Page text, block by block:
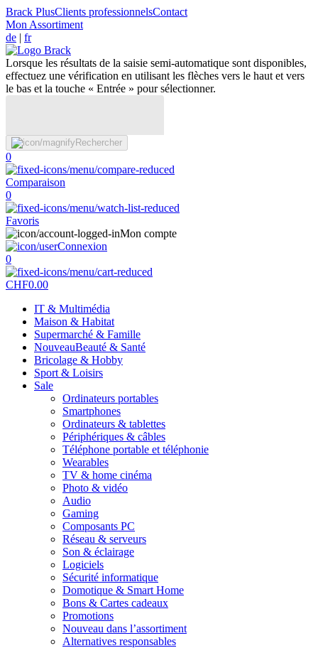
Brack PlusClients professionnelsContact
Mon Assortiment
de | fr
Lorsque les résultats de la saisie semi-automatique sont disponibles,
effectuez une vérification en utilisant les flèches vers le haut et vers
le bas et la touche « Entrée » pour sélectionner.
Rechercher
0
Comparaison
0
Favoris
Mon compte
Connexion
0
CHF0.00
IT & Multimédia
Maison & Habitat
Supermarché & Famille
NouveauBeauté & Santé
Bricolage & Hobby
Sport & Loisirs
Sale
Ordinateurs portables
Smartphones
Ordinateurs & tablettes
Périphériques & câbles
Téléphone portable et téléphonie
Wearables
TV & home cinéma
Photo & vidéo
Audio
Gaming
Composants PC
Réseau & serveurs
Son & éclairage
Logiciels
Sécurité informatique
Domotique & Smart Home
Bons & Cartes cadeaux
Promotions
Nouveau dans l’assortiment
Alternatives responsables